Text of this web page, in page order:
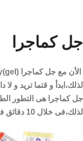
جل كماجرا
الأن مع جل كماجرا (kamagra 100mg oral jelly(gel
لذلك،ابدأ و قتما تريد و
جل كماجرا هى التطور
لذلك،فى خلال 10 دقائق فقط يبدأ الأنتصاب القوى و الدائم مع مدة أطول